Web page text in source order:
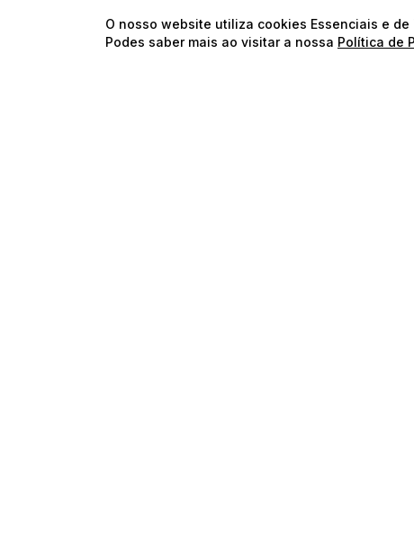
O nosso website utiliza cookies Essenciais e
Podes saber mais ao visitar a nossa Política de